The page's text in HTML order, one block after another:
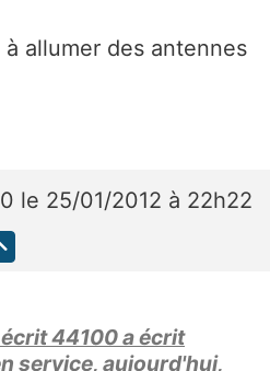
allumer des antennes
le 25/01/2012 à 22h22
44100 a écrit
service, aujourd'hui,